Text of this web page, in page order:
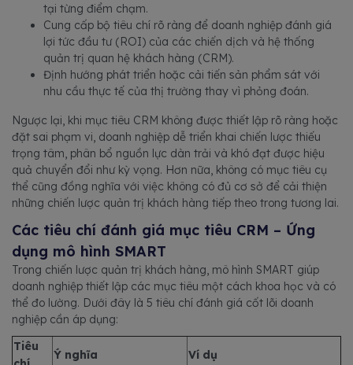
tại từng điểm chạm.
Cung cấp bộ tiêu chí rõ ràng để doanh nghiệp đánh giá
lợi tức đầu tư (ROI) của các chiến dịch và hệ thống
quản trị quan hệ khách hàng (CRM).
Định hướng phát triển hoặc cải tiến sản phẩm sát với
nhu cầu thực tế của thị trường thay vì phỏng đoán.
Ngược lại, khi mục tiêu CRM không được thiết lập rõ ràng hoặc
đặt sai phạm vi, doanh nghiệp dễ triển khai chiến lược thiếu
trọng tâm, phân bổ nguồn lực dàn trải và khó đạt được hiệu
quả chuyển đổi như kỳ vọng. Hơn nữa, không có mục tiêu cụ
thể cũng đồng nghĩa với việc không có đủ cơ sở để cải thiện
những chiến lược quản trị khách hàng tiếp theo trong tương lai.
Các tiêu chí đánh giá mục tiêu CRM – Ứng
dụng mô hình SMART
Trong chiến lược quản trị khách hàng, mô hình SMART giúp
doanh nghiệp thiết lập các mục tiêu một cách khoa học và có
thể đo lường. Dưới đây là 5 tiêu chí đánh giá cốt lõi doanh
nghiệp cần áp dụng:
Tiêu
Ý nghĩa Ví dụ